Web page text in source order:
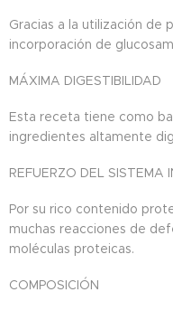
Gracias a la utilización de
incorporación de
MÁXIMA DIGESTIBILIDAD
Esta receta tiene como
ingredientes altamente
REFUERZO DEL SISTEMA
Por su rico contenido
muchas reacciones de
moléculas proteicas.
COMPOSICIÓN